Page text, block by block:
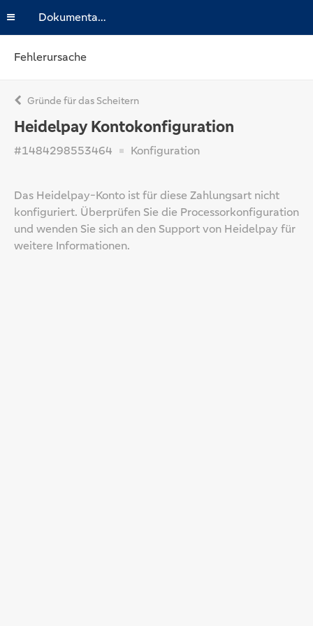
Dokumentation
Fehlerursache
Gründe für das Scheitern
Heidelpay Kontokonfiguration
#1484298553464 Konfiguration
Das Heidelpay-Konto ist für diese Zahlungsart nicht
konfiguriert. Überprüfen Sie die Processorkonfiguration
und wenden Sie sich an den Support von Heidelpay für
weitere Informationen.